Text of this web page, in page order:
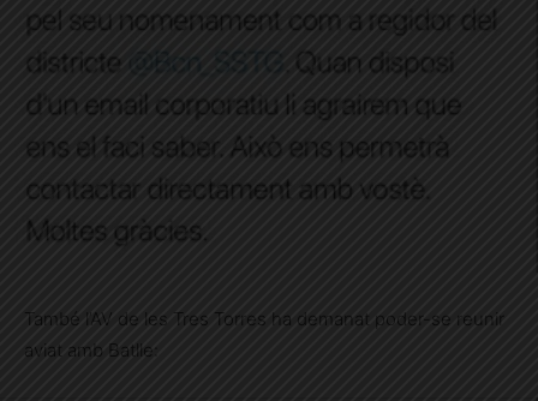
També l’AV de les Tres Torres ha demanat poder-se reunir
aviat amb Batlle: